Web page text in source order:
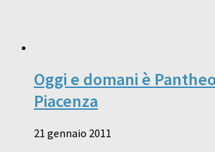
Oggi e domani è
Piacenza
21 gennaio 2011